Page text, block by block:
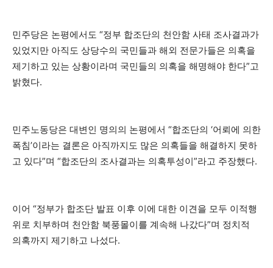
민주당은 논평에서도 “정부 합조단의 천안함 사태 조사결과가
있었지만 아직도 상당수의 국민들과 해외 전문가들은 의혹을
제기하고 있는 상황이라며 국민들의 의혹을 해명해야 한다”고
밝혔다.
민주노동당은 대변인 명의의 논평에서 “합조단의 ‘어뢰에 의한
폭침’이라는 결론은 아직까지도 많은 의혹들을 해결하지 못하
고 있다”며 “합조단의 조사결과는 의혹투성이”라고 주장했다.
이어 “정부가 합조단 발표 이후 이에 대한 이견을 모두 이적행
위로 치부하며 천안함 북풍몰이를 계속해 나갔다”며 정치적
의혹까지 제기하고 나섰다.